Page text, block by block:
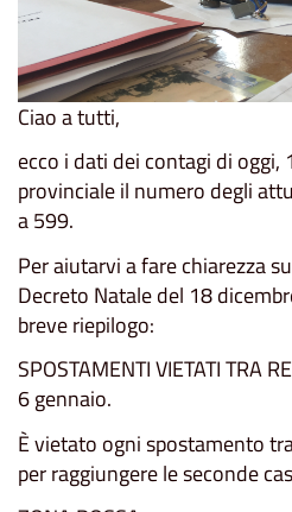
Ciao a tutti,
ecco i dati dei contagi di oggi,
provinciale il numero degli
a 599.
Per aiutarvi a fare chiarezza
Decreto Natale del 18
breve riepilogo:
SPOSTAMENTI VIETATI TRA
6 gennaio.
È vietato ogni spostamento
per raggiungere le seconde